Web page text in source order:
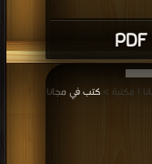
كتب في مجانا